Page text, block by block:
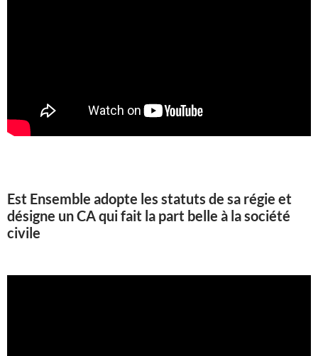
Est Ensemble adopte les statuts de sa régie et
désigne un CA qui fait la part belle à la société
civile